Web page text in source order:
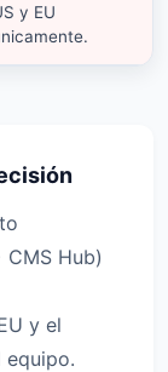
y EU
Hub)
y el
equipo.